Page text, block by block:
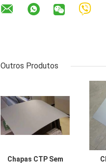
Outros Produtos
Chapas CTP Sem